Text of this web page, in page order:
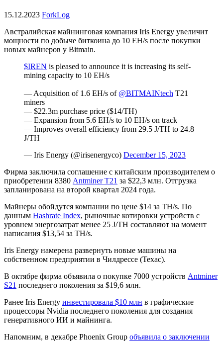
15.12.2023 ForkLog
Австралийская майнинговая компания Iris Energy увеличит
мощности по добыче биткоина до 10 EH/s после покупки
новых майнеров у Bitmain.
$IREN is pleased to announce it is increasing its self-
mining capacity to 10 EH/s
— Acquisition of 1.6 EH/s of @BITMAINtech T21
miners
— $22.3m purchase price ($14/TH)
— Expansion from 5.6 EH/s to 10 EH/s on track
— Improves overall efficiency from 29.5 J/TH to 24.8
J/TH
— Iris Energy (@irisenergyco) December 15, 2023
Фирма заключила соглашение с китайским производителем о
приобретении 8380 Antminer T21 за $22,3 млн. Отгрузка
запланирована на второй квартал 2024 года.
Майнеры обойдутся компании по цене $14 за TH/s. По
данным Hashrate Index, рыночные котировки устройств с
уровнем энергозатрат менее 25 J/TH составляют на момент
написания $13,54 за TH/s.
Iris Energy намерена развернуть новые машины на
собственном предприятии в Чилдрессе (Техас).
В октябре фирма объявила о покупке 7000 устройств Antminer
S21 последнего поколения за $19,6 млн.
Ранее Iris Energy инвестировала $10 млн в графические
процессоры Nvidia последнего поколения для создания
генеративного ИИ и майнинга.
Напомним, в декабре Phoenix Group объявила о заключении